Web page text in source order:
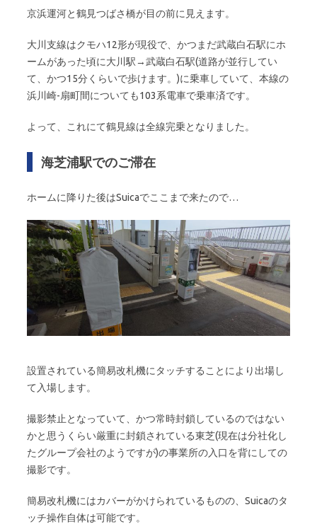
京浜運河と鶴見つばさ橋が目の前に見えます。
大川支線はクモハ12形が現役で、かつまだ武蔵白石駅にホ
ームがあった頃に大川駅→武蔵白石駅(道路が並行してい
て、かつ15分くらいで歩けます。)に乗車していて、本線の
浜川崎-扇町間についても103系電車で乗車済です。
よって、これにて鶴見線は全線完乗となりました。
海芝浦駅でのご滞在
ホームに降りた後はSuicaでここまで来たので…
設置されている簡易改札機にタッチすることにより出場し
て入場します。
撮影禁止となっていて、かつ常時封鎖しているのではない
かと思うくらい厳重に封鎖されている東芝(現在は分社化し
たグループ会社のようですが)の事業所の入口を背にしての
撮影です。
簡易改札機にはカバーがかけられているものの、Suicaのタ
ッチ操作自体は可能です。